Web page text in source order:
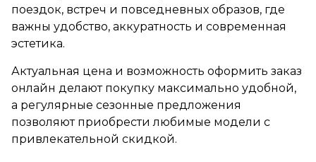
поездок, встреч и повседневных образов, где
важны удобство, аккуратность и современная
эстетика.
Актуальная цена и возможность оформить заказ
онлайн делают покупку максимально удобной,
а регулярные сезонные предложения
позволяют приобрести любимые модели с
привлекательной скидкой.